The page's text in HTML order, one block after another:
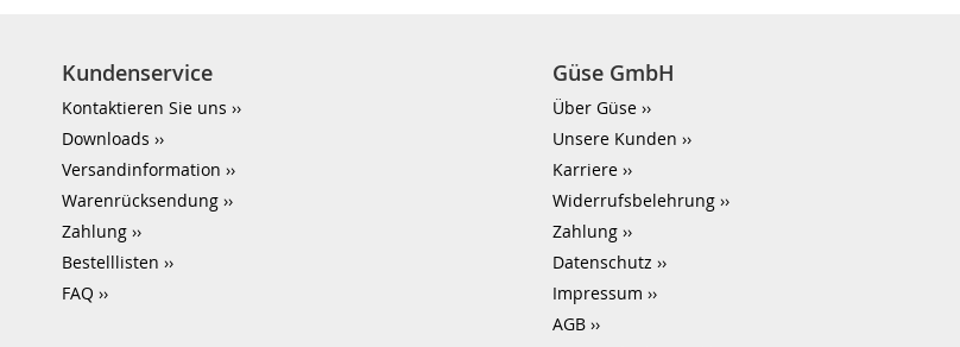
Kundenservice
Kontaktieren Sie uns
Downloads
Versandinformation
Warenrücksendung
Zahlung
Bestelllisten
FAQ
Güse GmbH
Über Güse
Unsere Kunden
Karriere
Widerrufsbelehrung
Zahlung
Datenschutz
Impressum
AGB